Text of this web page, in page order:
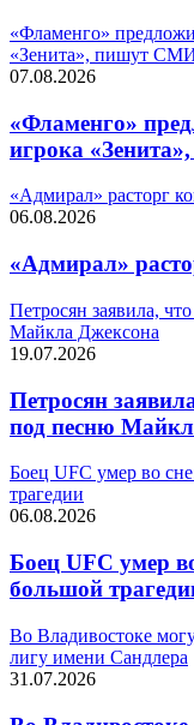
«Фламенго»
«Зенита», пишут
07.08.2026
«Фламенго»
игрока
«Адмирал» расторг
06.08.2026
«Адмирал»
Петросян заявила,
Майкла Джексона
19.07.2026
Петросян
под песню
Боец UFC умер во
трагедии
06.08.2026
Боец UFC умер
большой
Во Владивостоке
лигу имени Сандлера
31.07.2026